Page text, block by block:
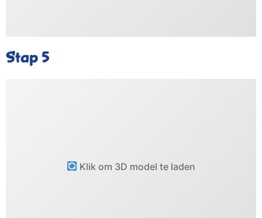
Stap 5
Klik om 3D model te laden